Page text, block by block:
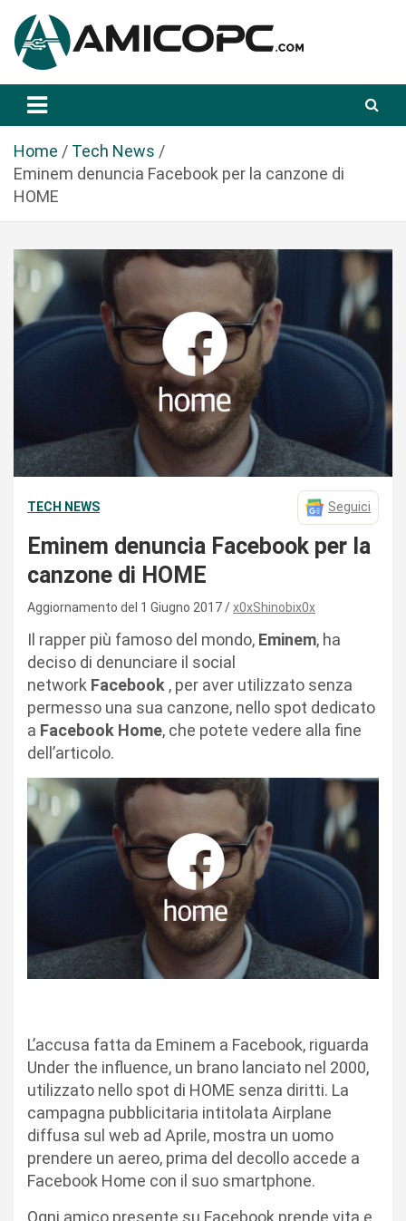
a
Amicopc.com
Home
Tech News
Eminem denuncia Facebook per la canzone di
HOME
TECH NEWS Seguici
Eminem denuncia Facebook per la
canzone di HOME
Aggiornamento del 1 Giugno 2017 x0xShinobix0x
Il rapper più famoso del mondo, Eminem, ha
deciso di denunciare il social
network Facebook , per aver utilizzato senza
permesso una sua canzone, nello spot dedicato
a Facebook Home, che potete vedere alla fine
dell’articolo.
L’accusa fatta da Eminem a Facebook, riguarda
Under the influence, un brano lanciato nel 2000,
utilizzato nello spot di HOME senza diritti. La
campagna pubblicitaria intitolata Airplane
diffusa sul web ad Aprile, mostra un uomo
prendere un aereo, prima del decollo accede a
Facebook Home con il suo smartphone.
Ogni amico presente su Facebook prende vita e